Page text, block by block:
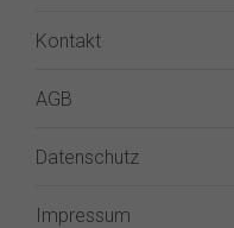
Kontakt
AGB
Datenschutz
Impressum